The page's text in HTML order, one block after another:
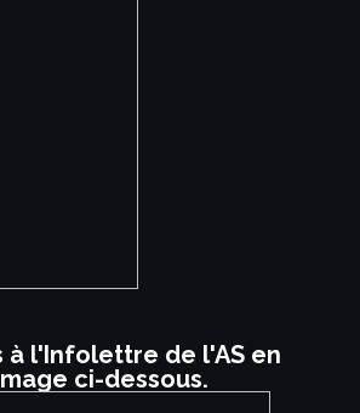
à l'Infolettre de l'AS en
ci-dessous.